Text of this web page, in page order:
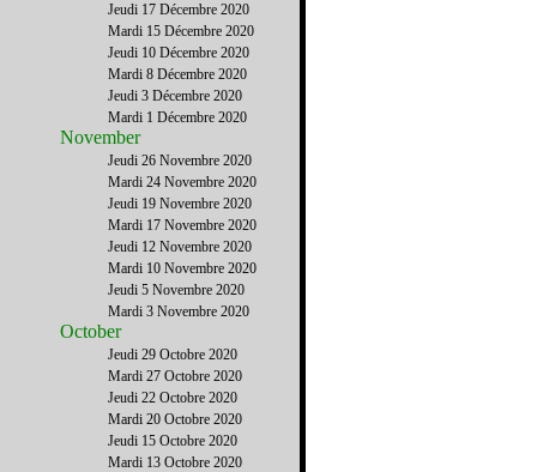
Jeudi 17 Décembre 2020
Mardi 15 Décembre 2020
Jeudi 10 Décembre 2020
Mardi 8 Décembre 2020
Jeudi 3 Décembre 2020
Mardi 1 Décembre 2020
November
Jeudi 26 Novembre 2020
Mardi 24 Novembre 2020
Jeudi 19 Novembre 2020
Mardi 17 Novembre 2020
Jeudi 12 Novembre 2020
Mardi 10 Novembre 2020
Jeudi 5 Novembre 2020
Mardi 3 Novembre 2020
October
Jeudi 29 Octobre 2020
Mardi 27 Octobre 2020
Jeudi 22 Octobre 2020
Mardi 20 Octobre 2020
Jeudi 15 Octobre 2020
Mardi 13 Octobre 2020